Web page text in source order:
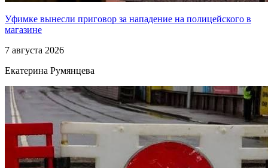
Уфимке вынесли приговор за нападение на полицейского в
магазине
7 августа 2026
Екатерина Румянцева